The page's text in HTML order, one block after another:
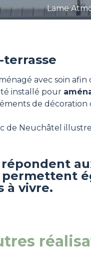
Lame
avec soin
installé pour
de
de Neuchâtel
à vivre.